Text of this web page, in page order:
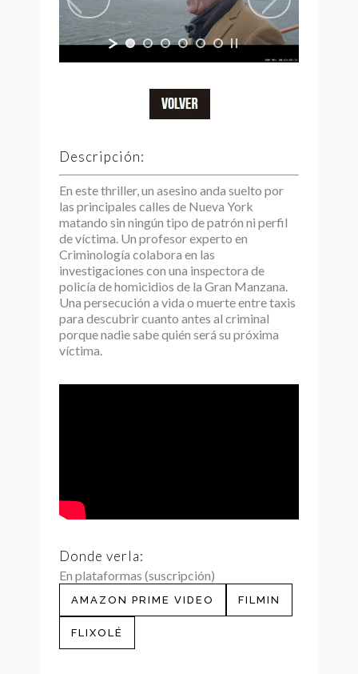
Descripción:
En este thriller, un asesino anda suelto por
las principales calles de Nueva York
matando sin ningún tipo de patrón ni perfil
de víctima. Un profesor experto en
Criminología colabora en las
investigaciones con una inspectora de
policía de homicidios de la Gran Manzana.
Una persecución a vida o muerte entre taxis
para descubrir cuanto antes al criminal
porque nadie sabe quién será su próxima
víctima.
Donde verla:
En plataformas (suscripción)
AMAZON PRIME VIDEO FILMIN
FLIXOLÉ